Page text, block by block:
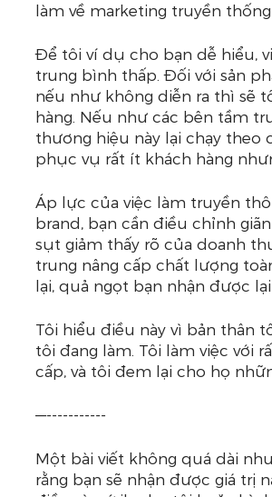
làm về marketing truyền
Để tôi ví dụ cho bạn dễ hiểu,
trung bình thấp. Đối với sản
nếu như không diễn ra thì sẽ
hàng. Nếu như các bên tầm
thương hiệu này lại chạy theo
phục vụ rất ít khách hàng
Áp lực của việc làm truyền
brand, bạn cần điều chỉnh
sụt giảm thấy rõ của doanh
trung nâng cấp chất lượng
lại, quả ngọt bạn nhận được
Tôi hiểu điều này vì bản thân
tôi đang làm. Tôi làm việc với
cấp, và tôi đem lại cho họ
—-----------
Một bài viết không quá dài
rằng bạn sẽ nhận được giá trị